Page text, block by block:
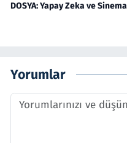
DOSYA: Yapay Zeka ve Sinema
Yorumlar